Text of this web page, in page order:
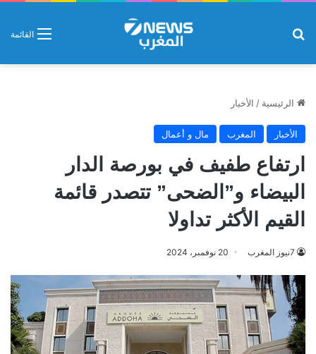
القائمة
الرئيسية / الأخبار
الأخبار المغرب مال و أعمال
ارتفاع طفيف في بورصة الدار
البيضاء و”الضحى” تتصدر قائمة
القيم الأكثر تداولا
7نيوز المغرب 20 نوفمبر، 2024